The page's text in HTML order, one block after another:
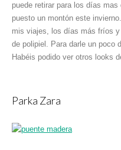
puede retirar para los días
puesto un montón este
mis viajes, los días más fríos y
de polipiel. Para darle un poco
Habéis podido ver otros looks
Parka Zara